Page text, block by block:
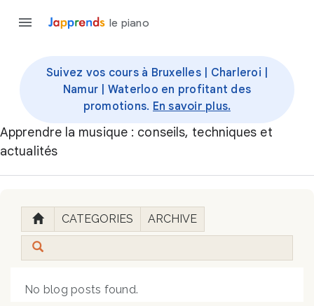
le piano
Suivez vos cours à Bruxelles | Charleroi |
Namur | Waterloo en profitant des
promotions. En savoir plus.
Apprendre la musique : conseils, techniques et
actualités
CATEGORIES ARCHIVE
No blog posts found.